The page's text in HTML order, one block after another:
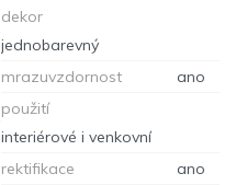
dekor
jednobarevný
mrazuvzdornost
ano
použití
interiérové i venkovní
rektifikace
ano